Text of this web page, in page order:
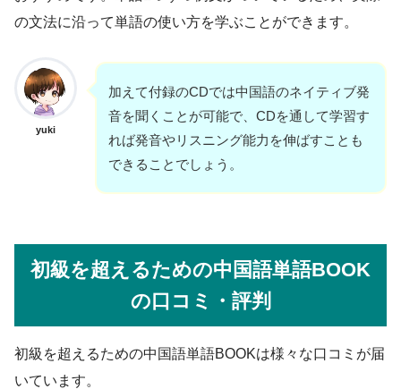
の文法に沿って単語の使い方を学ぶことができます。
yuki
加えて付録のCDでは中国語のネイティブ発
音を聞くことが可能で、CDを通して学習す
れば発音やリスニング能力を伸ばすことも
できることでしょう。
初級を超えるための中国語単語BOOK
の口コミ・評判
初級を超えるための中国語単語BOOKは様々な口コミが届
いています。